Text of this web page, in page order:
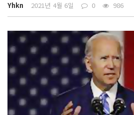
Yhkn 2021년 4월 6일 0 986